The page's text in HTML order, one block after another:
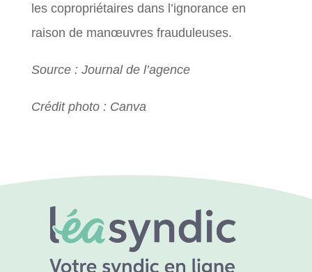
les copropriétaires dans l’ignorance en
raison de manœuvres frauduleuses.
Source : Journal de l’agence
Crédit photo : Canva